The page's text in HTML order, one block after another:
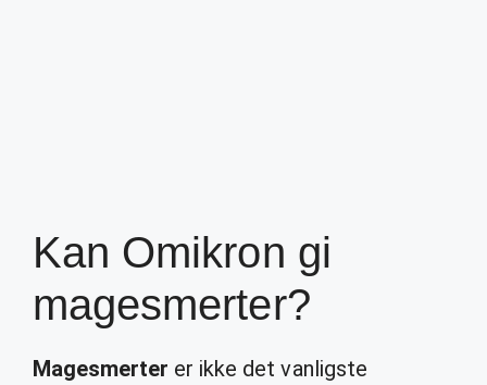
Kan Omikron gi
magesmerter?
Magesmerter er ikke det vanligste